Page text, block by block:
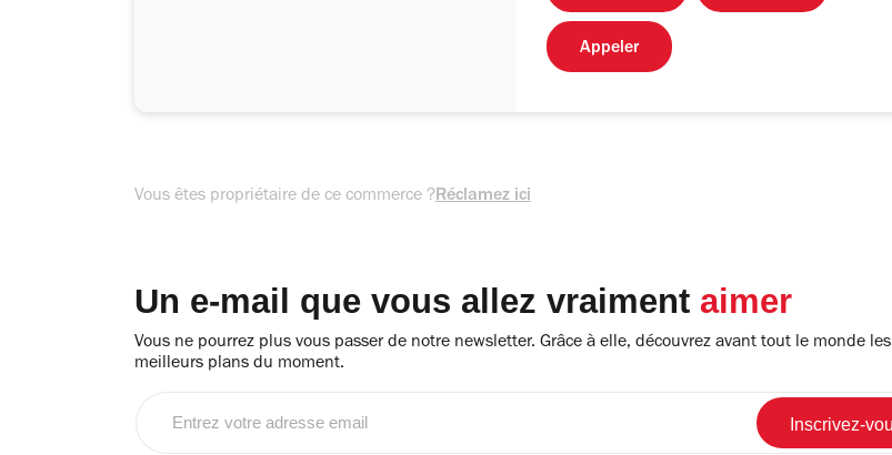
Appeler
Vous êtes propriétaire de ce commerce ?Réclamez ici
Un e-mail que vous allez vraiment aimer
Vous ne pourrez plus vous passer de notre newsletter. Grâce à elle, découvrez avant tout le monde les
meilleurs plans du moment.